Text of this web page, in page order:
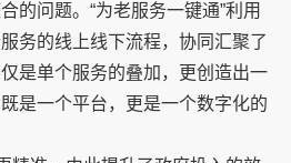
的问题。“为老服务一键通”利用
务的线上线下流程，协同汇聚了
是单个服务的叠加，更创造出一
是一个平台，更是一个数字化的